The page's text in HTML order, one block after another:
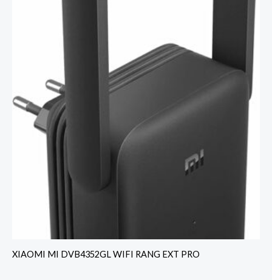
XIAOMI MI DVB4352GL WIFI RANG EXT PRO